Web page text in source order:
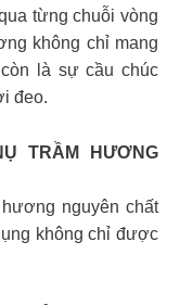
từng chuỗi vòng
không chỉ mang
là sự cầu chúc
đeo.
TRẦM HƯƠNG
nguyên chất
không chỉ được